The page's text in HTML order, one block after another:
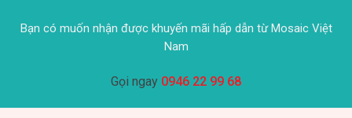
Bạn có muốn nhận được khuyến mãi hấp dẫn từ Mosaic Việt
Nam
Gọi ngay 0946 22 99 68